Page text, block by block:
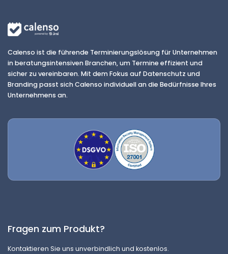
Calenso ist die führende Terminierungslösung für Unternehmen
in beratungsintensiven Branchen, um Termine effizient und
sicher zu vereinbaren. Mit dem Fokus auf Datenschutz und
Branding passt sich Calenso individuell an die Bedürfnisse Ihres
Unternehmens an.
Fragen zum Produkt?
Kontaktieren Sie uns unverbindlich und kostenlos.